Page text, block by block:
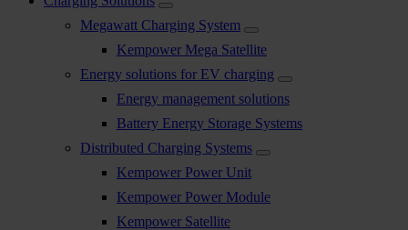
Megawatt Charging System
Kempower Mega Satellite
Energy solutions for EV charging
Energy management solutions
Battery Energy Storage Systems
Distributed Charging Systems
Kempower Power Unit
Kempower Power Module
Kempower Satellite